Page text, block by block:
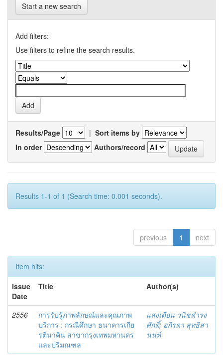
Start a new search
Add filters:
Use filters to refine the search results.
Results/Page | Sort items by
In order
Authors/record
Results 1-1 of 1 (Search time: 0.001 seconds).
previous 1 next
Item hits:
Issue
Date
Title Author(s)
2556
การรับรู้ภาพลักษณ์และคุณภาพ
บริการ : กรณีศึกษา ธนาคารเกีย
รตินาคิน สาขากรุงเทพมหานคร
และปริมณฑล
แสงเดือน วนิชดำรง
ศักดิ์; อภิรดา สุทธิสา
นนท์